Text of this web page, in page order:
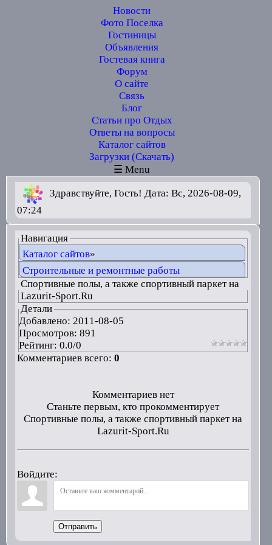
Новости
Фото Поселка
Гостиницы
Объявления
Гостевая книга
Форум
О сайте
Связь
Блог
Статьи про Отдых
Ответы на вопросы
Каталог сайтов
Загрузки (Скачать)
☰ Menu
Здравствуйте, Гость! Дата: Вс, 2026-08-09,
07:24
Навигация
Каталог сайтов»
Строительные и ремонтные работы
Спортивные полы, а также спортивный паркет на
Lazurit-Sport.Ru
Детали
Добавлено: 2011-08-05
Просмотров: 891
Рейтинг: 0.0/0
Комментариев всего: 0
Комментариев нет
Станьте первым, кто прокомментирует
Спортивные полы, а также спортивный паркет на
Lazurit-Sport.Ru
Войдите:
Отправить